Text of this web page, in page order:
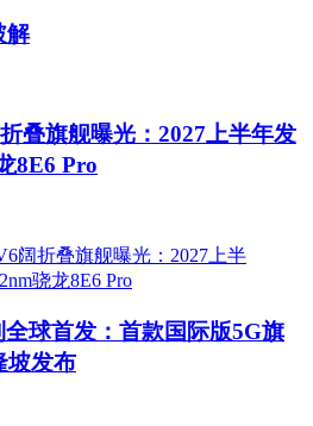
解
叠旗舰曝光：2027上半年发
8E6 Pro
球首发：首款国际版5G旗
坡发布